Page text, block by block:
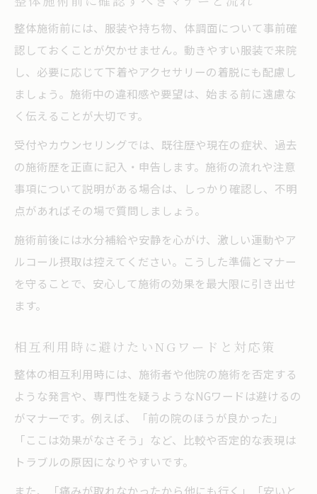
整体施術前には、服装や持ち物、体調面について事前確
認しておくことが欠かせません。動きやすい服装で来院
し、必要に応じて下着やアクセサリーの着脱にも配慮し
ましょう。施術中の違和感や要望は、始まる前に遠慮な
く伝えることが大切です。
受付やカウンセリングでは、既往歴や現在の症状、過去
の施術歴を正直に記入・申告します。施術の流れや注意
事項について説明がある場合は、しっかり確認し、不明
点があればその場で質問しましょう。
施術前後には水分補給や安静を心がけ、激しい運動やア
ルコール摂取は控えてください。こうした準備とマナー
を守ることで、安心して施術の効果を最大限に引き出せ
ます。
相互利用時に避けたいNGワードと対応策
整体の相互利用時には、施術者や他院の施術を否定する
ような発言や、専門性を疑うようなNGワードは避けるの
がマナーです。例えば、「前の院のほうが良かった」
「ここは効果がなさそう」など、比較や否定的な表現は
トラブルの原因になりやすいです。
また、「痛みが取れなかったから他にも行く」「安いと